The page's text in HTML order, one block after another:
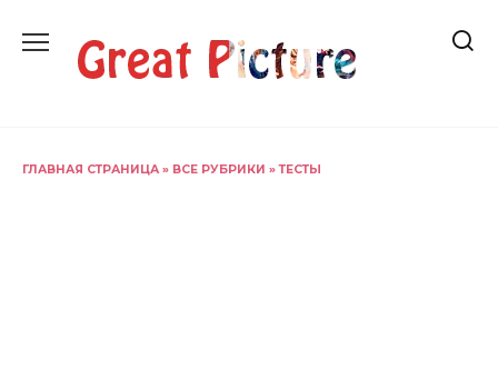
содержанию
ГЛАВНАЯ СТРАНИЦА » ВСЕ РУБРИКИ »ТЕСТЫ